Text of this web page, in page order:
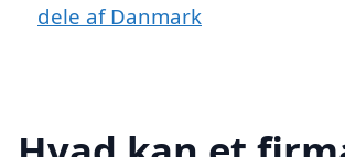
dele af Danmark